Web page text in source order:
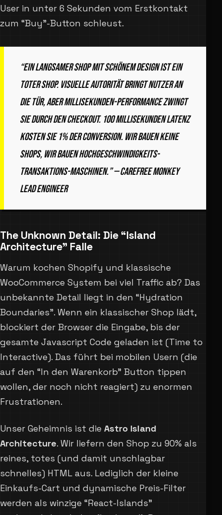
User in unter 6 Sekunden vom Erstkontakt
zum “Buy”-Button schleust.
“Ein langsamer Shop mit schönem Design ist ein
toter Shop. Visuelle Autorität bringt Nutzer an
die Tür, aber Millisekunden-Performance zwingt
sie durch den Checkout. 100 Millisekunden Latenz
kosten Sie 1% der Conversion. Wir bauen keine
Shops, wir bauen Hochgeschwindigkeits-
Transaktions-Maschinen.” — Carefree Monkey
Lead Engineer
The Unknown Detail: Die “Island
Architecture” Falle
Warum kochen Shopify und klassische
WooCommerce System bei viel Traffic ab? Das
unbekannte Detail liegt in den “Hydration
Boundaries”. Wenn ein klassischer Shop lädt,
blockiert der Browser die Eingabe, bis der
gesamte Javascript Code geladen ist (Time to
Interactive). Das führt bei mobilen Usern (die
auf den “In den Warenkorb” Button tippen
wollen, der noch nicht reagiert) zu enormen
Frustrationen.
Unser Geheimnis ist die Astro Island
Architecture. Wir liefern den Shop zu 90% als
reines, totes (und damit unschlagbar
schnelles) HTML aus. Lediglich der kleine
Einkaufs-Cart und dynamische Preis-Filter
werden als winzige “React-Islands”